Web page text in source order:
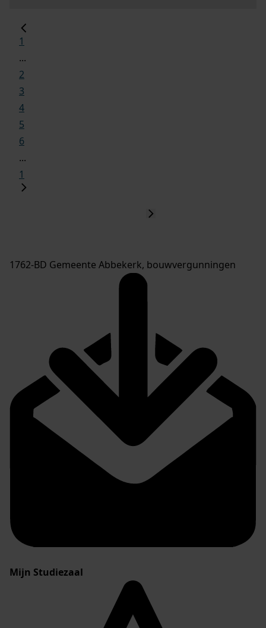
1
...
2
3
4
5
6
...
1
1762-BD Gemeente Abbekerk, bouwvergunningen
Mijn Studiezaal